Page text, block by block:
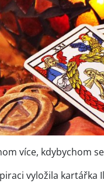
více, kdybychom
vyložila kartářka